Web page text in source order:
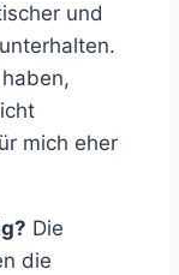
und
mich eher
Die
die